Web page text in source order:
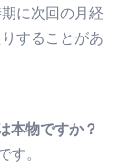
に次回の月経
することがあ
本物ですか？
。